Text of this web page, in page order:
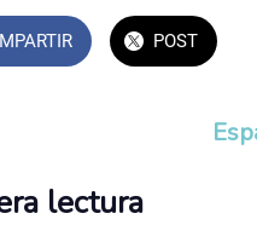
POST
lectura